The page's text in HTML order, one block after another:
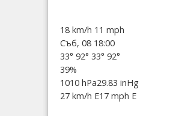
18 km/h 11 mph
Съб, 08 18:00
33° 92° 33° 92°
39%
1010 hPa29.83 inHg
27 km/h E17 mph E